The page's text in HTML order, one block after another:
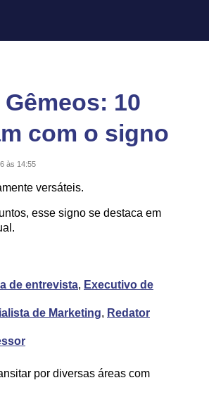
10
com o signo
às 14:55
versáteis.
esse signo se destaca em
de entrevista, Executivo de
de Marketing, Redator
por diversas áreas com